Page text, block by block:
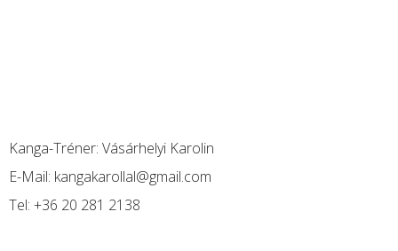
Kanga-Tréner: Vásárhelyi Karolin
E-Mail: kangakarollal@gmail.com
Tel: +36 20 281 2138